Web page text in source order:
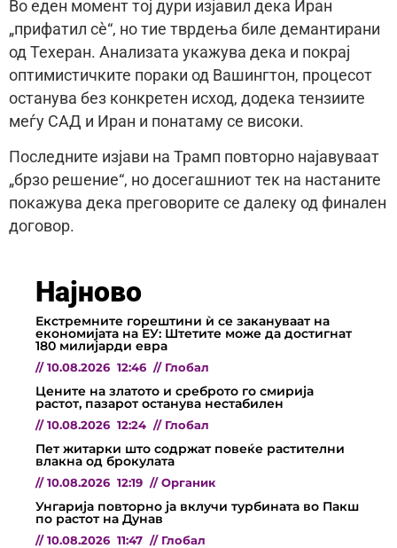
Во еден момент тој дури изјавил дека Иран
„прифатил сè“, но тие тврдења биле демантирани
од Техеран. Анализата укажува дека и покрај
оптимистичките пораки од Вашингтон, процесот
останува без конкретен исход, додека тензиите
меѓу САД и Иран и понатаму се високи.
Последните изјави на Трамп повторно најавуваат
„брзо решение“, но досегашниот тек на настаните
покажува дека преговорите се далеку од финален
договор.
Најново
Екстремните горештини ѝ се закануваат на
економијата на ЕУ: Штетите може да достигнат
180 милијарди евра
// 10.08.2026 12:46 // Глобал
Цените на златото и среброто го смирија
растот, пазарот останува нестабилен
// 10.08.2026 12:24 // Глобал
Пет житарки што содржат повеќе растителни
влакна од брокулата
// 10.08.2026 12:19 // Органик
Унгарија повторно ја вклучи турбината во Пакш
по растот на Дунав
// 10.08.2026 11:47 // Глобал